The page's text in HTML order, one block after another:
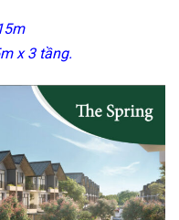
x 3 tầng.